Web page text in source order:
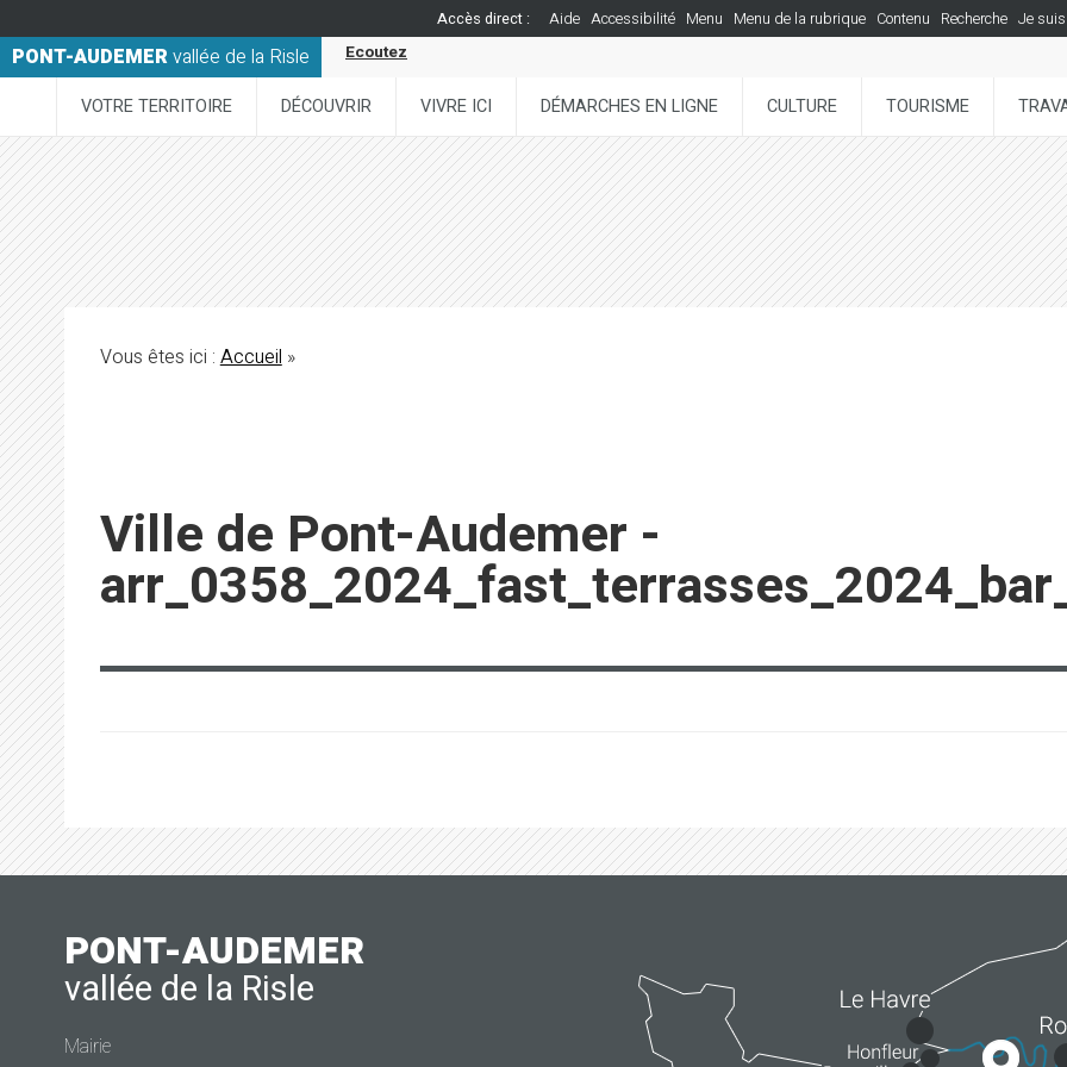
Accès direct : Aide Accessibilité Menu Menu de la rubrique Contenu Recherche Je suis
PONT-AUDEMERvallée de la Risle Ecoutez
VOTRE TERRITOIRE DÉCOUVRIR VIVRE ICI DÉMARCHES EN LIGNE CULTURE TOURISME
Vous êtes ici :Accueil»
Ville de Pont-Audemer -
PONT-AUDEMER
vallée de la Risle
Mairie